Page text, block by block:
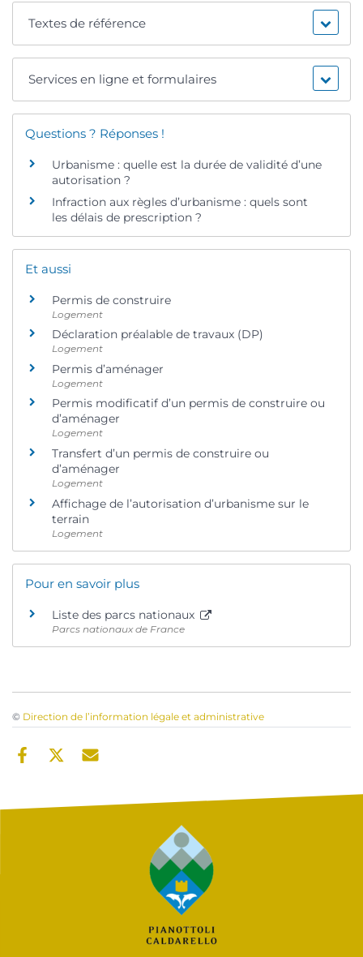
Textes de référence
Services en ligne et formulaires
Questions ? Réponses !
Urbanisme : quelle est la durée de validité d’une
autorisation ?
Infraction aux règles d’urbanisme : quels sont
les délais de prescription ?
Et aussi
Permis de construire
Logement
Déclaration préalable de travaux (DP)
Logement
Permis d’aménager
Logement
Permis modificatif d’un permis de construire ou
d’aménager
Logement
Transfert d’un permis de construire ou
d’aménager
Logement
Affichage de l’autorisation d’urbanisme sur le
terrain
Logement
Pour en savoir plus
Liste des parcs nationaux
Parcs nationaux de France
© Direction de l’information légale et administrative